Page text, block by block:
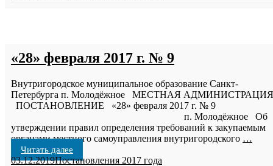
«28» февраля 2017 г. № 9
Внутригородское муниципальное образование Санкт-
Петербурга п. Молодёжное МЕСТНАЯ АДМИНИСТРАЦИЯ
ПОСТАНОВЛЕНИЕ «28» февраля 2017 г. № 9
п. Молодёжное Об
утверждении правил определения требований к закупаемым
органами местного самоуправления внутригородского …
Читать далее
03.12.2019Постановления 2017 года